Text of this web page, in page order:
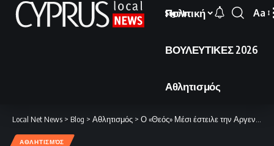
Πολιτική
ΒΟΥΛΕΥΤΙΚΕΣ 2026
Αθλητισμός
Sign In
Font
Aa
Local Net News > Blog > Αθλητισμός > Ο «Θεός» Μέσι έστειλε την Αργεντινή στους «32» του Μουντιάλ!
ΑΘΛΗΤΙΣΜΌΣ